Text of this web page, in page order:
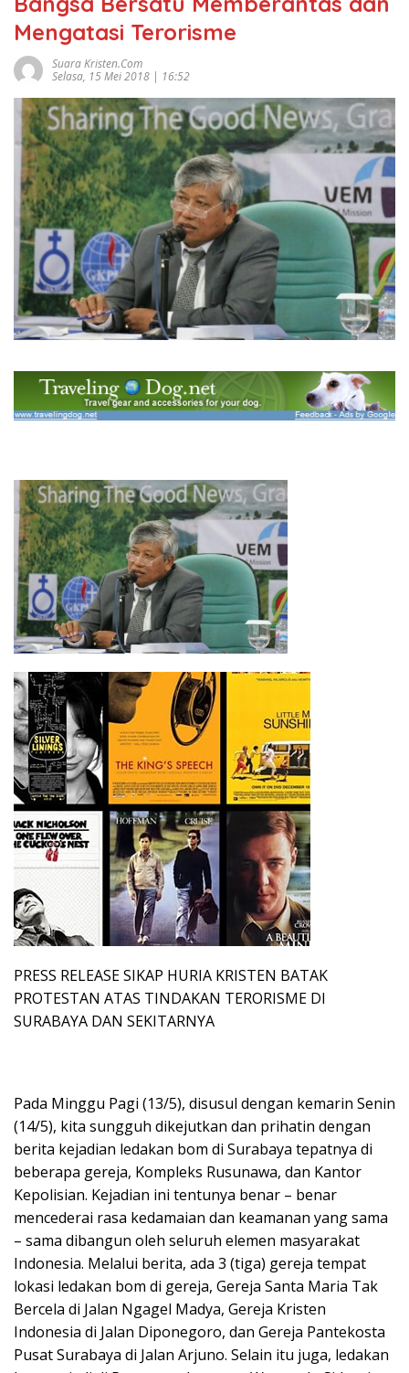
Mengatasi Terorisme
Suara Kristen.com
Selasa, 15 Mei 2018 | 16:52
PRESS RELEASE SIKAP HURIA KRISTEN BATAK
PROTESTAN ATAS TINDAKAN TERORISME DI
SURABAYA DAN SEKITARNYA
Pada Minggu Pagi (13/5), disusul dengan kemarin Senin
(14/5), kita sungguh dikejutkan dan prihatin dengan
berita kejadian ledakan bom di Surabaya tepatnya di
beberapa gereja, Kompleks Rusunawa, dan Kantor
Kepolisian. Kejadian ini tentunya benar – benar
mencederai rasa kedamaian dan keamanan yang sama
– sama dibangun oleh seluruh elemen masyarakat
Indonesia. Melalui berita, ada 3 (tiga) gereja tempat
lokasi ledakan bom di gereja, Gereja Santa Maria Tak
Bercela di Jalan Ngagel Madya, Gereja Kristen
Indonesia di Jalan Diponegoro, dan Gereja Pantekosta
Pusat Surabaya di Jalan Arjuno. Selain itu juga, ledakan